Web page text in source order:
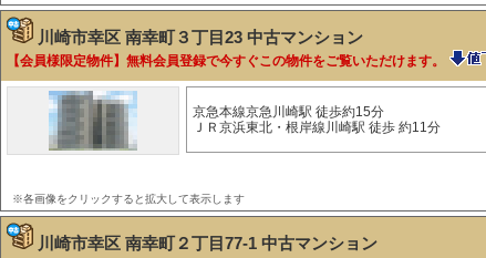
川崎市幸区 南幸町３丁目23 中古マンション
【会員様限定物件】無料会員登録で今すぐこの物件をご覧いただけます。
京急本線京急川崎駅 徒歩約15分
ＪＲ京浜東北・根岸線川崎駅 徒歩 約11分
※各画像をクリックすると拡大して表示します
川崎市幸区 南幸町２丁目77-1 中古マンション